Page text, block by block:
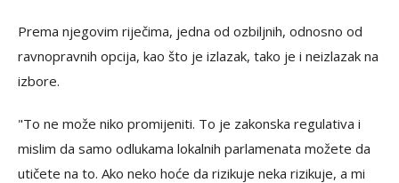
Prema njegovim riječima, jedna od ozbiljnih, odnosno od
ravnopravnih opcija, kao što je izlazak, tako je i neizlazak na
izbore.
"To ne može niko promijeniti. To je zakonska regulativa i
mislim da samo odlukama lokalnih parlamenata možete da
utičete na to. Ako neko hoće da rizikuje neka rizikuje, a mi